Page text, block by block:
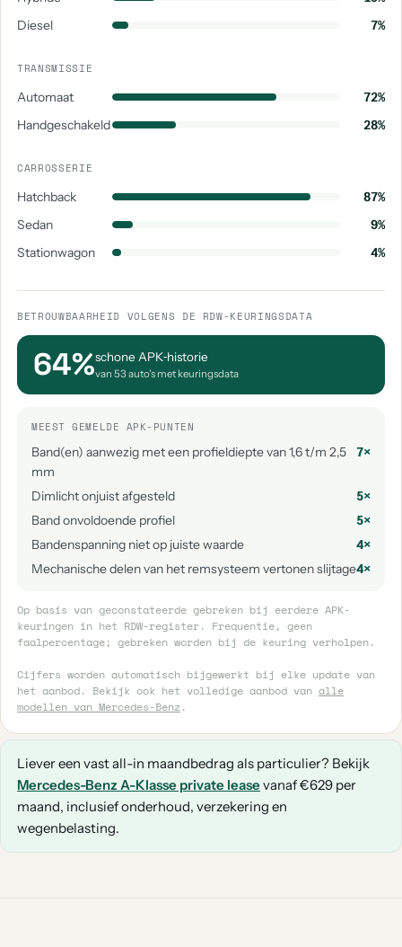
Diesel
7%
TRANSMISSIE
Automaat
72%
Handgeschakeld
28%
CARROSSERIE
Hatchback
87%
Sedan
9%
Stationwagon
4%
BETROUWBAARHEID VOLGENS DE RDW-KEURINGSDATA
64%schone APK‑historie
van 53 auto's met keuringsdata
MEEST GEMELDE APK-PUNTEN
Band(en) aanwezig met een profieldiepte van 1,6 t/m 2,5
mm
7×
Dimlicht onjuist afgesteld
5×
Band onvoldoende profiel
5×
Bandenspanning niet op juiste waarde
4×
Mechanische delen van het remsysteem vertonen slijtage4×
Op basis van geconstateerde gebreken bij eerdere APK-
keuringen in het RDW-register. Frequentie, geen
faalpercentage; gebreken worden bij de keuring verholpen.
Cijfers worden automatisch bijgewerkt bij elke update van
het aanbod. Bekijk ook het volledige aanbod van alle
modellen van Mercedes-Benz.
Liever een vast all-in maandbedrag als particulier? Bekijk
Mercedes-Benz A-Klasse private lease vanaf €629 per
maand, inclusief onderhoud, verzekering en
wegenbelasting.